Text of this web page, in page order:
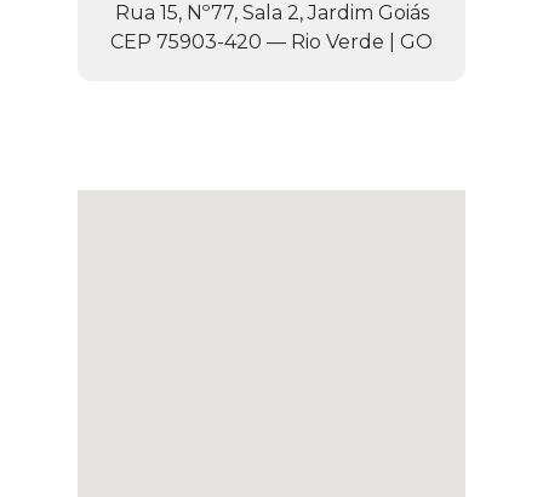
Rua 15, Nº77, Sala 2, Jardim Goiás
CEP 75903-420 — Rio Verde | GO